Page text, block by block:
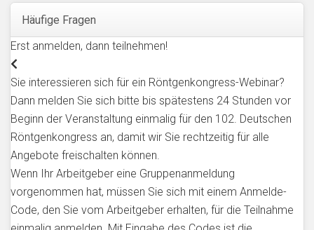
Häufige Fragen
Erst anmelden, dann teilnehmen!
Sie interessieren sich für ein Röntgenkongress-Webinar?
Dann melden Sie sich bitte bis spätestens 24 Stunden vor
Beginn der Veranstaltung einmalig für den 102. Deutschen
Röntgenkongress an, damit wir Sie rechtzeitig für alle
Angebote freischalten können.
Wenn Ihr Arbeitgeber eine Gruppenanmeldung
vorgenommen hat, müssen Sie sich mit einem Anmelde-
Code, den Sie vom Arbeitgeber erhalten, für die Teilnahme